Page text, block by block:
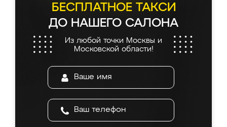
БЕСПЛАТНОЕ ТАКСИ
ДО НАШЕГО САЛОНА
Из любой точки Москвы и
Московской области!